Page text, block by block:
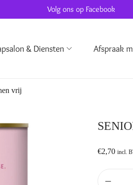
Volg ons op Facebook
& Diensten Afspraak
vrij
€2,70 incl.